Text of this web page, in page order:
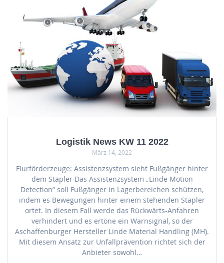
Logistik News KW 11 2022
März 14, 2022
Flurförderzeuge: Assistenzsystem sieht Fußgänger hinter
dem Stapler Das Assistenzsystem „Linde Motion
Detection“ soll Fußgänger in Lagerbereichen schützen,
indem es Bewegungen hinter einem stehenden Stapler
ortet. In diesem Fall werde das Rückwärts-Anfahren
verhindert und es ertöne ein Warnsignal, so der
Aschaffenburger Hersteller Linde Material Handling (MH).
Mit diesem Ansatz zur Unfallprävention richtet sich der
Anbieter sowohl…